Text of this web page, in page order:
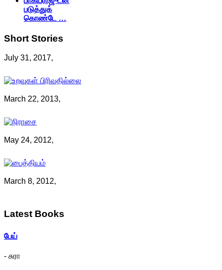
படுத்துக்
கொண்டே …
Short Stories
July 31, 2017,
March 22, 2013,
May 24, 2012,
March 8, 2012,
Latest Books
பேய்
- சுரா